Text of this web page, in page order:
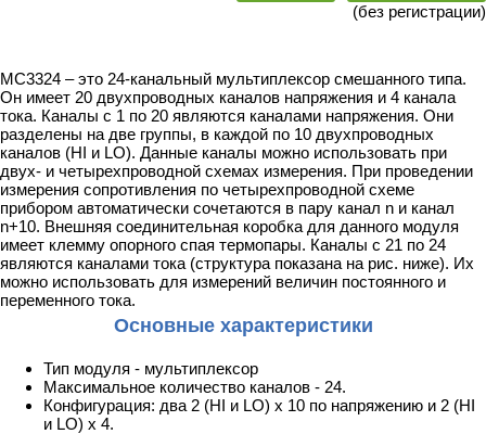
(без регистрации)
МС3324 – это 24-канальный мультиплексор смешанного типа.
Он имеет 20 двухпроводных каналов напряжения и 4 канала
тока. Каналы с 1 по 20 являются каналами напряжения. Они
разделены на две группы, в каждой по 10 двухпроводных
каналов (HI и LO). Данные каналы можно использовать при
двух- и четырехпроводной схемах измерения. При проведении
измерения сопротивления по четырехпроводной схеме
прибором автоматически сочетаются в пару канал n и канал
n+10. Внешняя соединительная коробка для данного модуля
имеет клемму опорного спая термопары. Каналы с 21 по 24
являются каналами тока (структура показана на рис. ниже). Их
можно использовать для измерений величин постоянного и
переменного тока.
Основные характеристики
Тип модуля - мультиплексор
Максимальное количество каналов - 24.
Конфигурация: два 2 (HI и LO) х 10 по напряжению и 2 (HI
и LO) х 4.